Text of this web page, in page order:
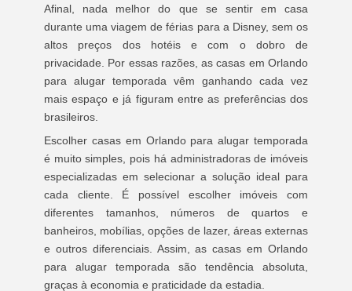
Afinal, nada melhor do que se sentir em casa
durante uma viagem de férias para a Disney, sem os
altos preços dos hotéis e com o dobro de
privacidade. Por essas razões, as casas em Orlando
para alugar temporada vêm ganhando cada vez
mais espaço e já figuram entre as preferências dos
brasileiros.
Escolher casas em Orlando para alugar temporada
é muito simples, pois há administradoras de imóveis
especializadas em selecionar a solução ideal para
cada cliente. É possível escolher imóveis com
diferentes tamanhos, números de quartos e
banheiros, mobílias, opções de lazer, áreas externas
e outros diferenciais. Assim, as casas em Orlando
para alugar temporada são tendência absoluta,
graças à economia e praticidade da estadia.